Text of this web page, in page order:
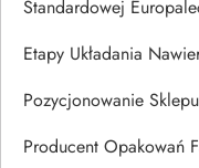
Standardowej
Etapy Układania
Pozycjonowanie
Producent Opakowań